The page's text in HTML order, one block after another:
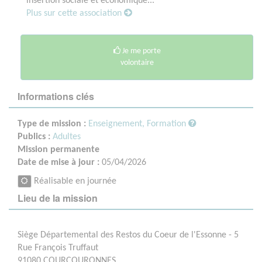
Plus sur cette association
Je me porte
volontaire
Informations clés
Type de mission : Enseignement, Formation
Publics : Adultes
Mission permanente
Date de mise à jour : 05/04/2026
Réalisable en journée
Lieu de la mission
Siège Départemental des Restos du Coeur de l'Essonne - 5
Rue François Truffaut